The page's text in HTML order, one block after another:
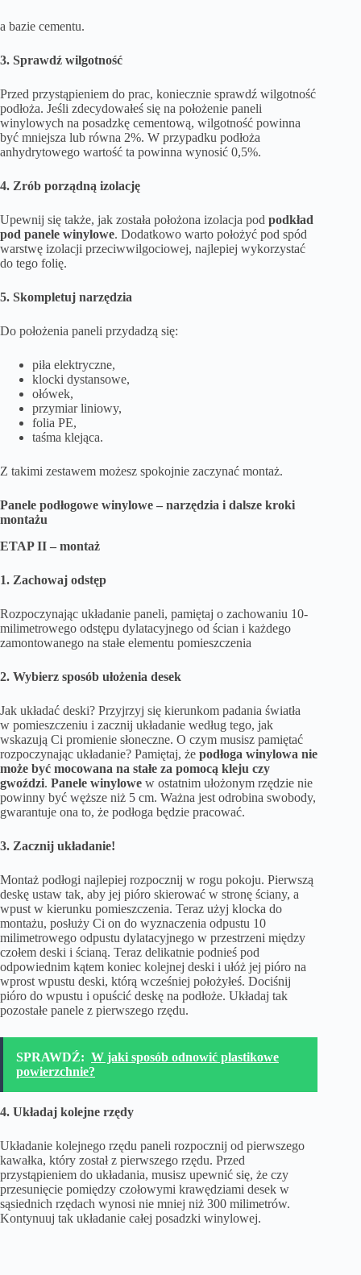
a bazie cementu.
3. Sprawdź wilgotność
Przed przystąpieniem do prac, koniecznie sprawdź wilgotność
podłoża. Jeśli zdecydowałeś się na położenie paneli
winylowych na posadzkę cementową, wilgotność powinna
być mniejsza lub równa 2%. W przypadku podłoża
anhydrytowego wartość ta powinna wynosić 0,5%.
4. Zrób porządną izolację
Upewnij się także, jak została położona izolacja pod podkład
pod panele winylowe. Dodatkowo warto położyć pod spód
warstwę izolacji przeciwwilgociowej, najlepiej wykorzystać
do tego folię.
5. Skompletuj narzędzia
Do położenia paneli przydadzą się:
piła elektryczne,
klocki dystansowe,
ołówek,
przymiar liniowy,
folia PE,
taśma klejąca.
Z takimi zestawem możesz spokojnie zaczynać montaż.
Panele podłogowe winylowe – narzędzia i dalsze kroki
montażu
ETAP II – montaż
1. Zachowaj odstęp
Rozpoczynając układanie paneli, pamiętaj o zachowaniu 10-
milimetrowego odstępu dylatacyjnego od ścian i każdego
zamontowanego na stałe elementu pomieszczenia
2. Wybierz sposób ułożenia desek
Jak układać deski? Przyjrzyj się kierunkom padania światła
w pomieszczeniu i zacznij układanie według tego, jak
wskazują Ci promienie słoneczne. O czym musisz pamiętać
rozpoczynając układanie? Pamiętaj, że podłoga winylowa nie
może być mocowana na stałe za pomocą kleju czy
gwoździ. Panele winylowe w ostatnim ułożonym rzędzie nie
powinny być węższe niż 5 cm. Ważna jest odrobina swobody,
gwarantuje ona to, że podłoga będzie pracować.
3. Zacznij układanie!
Montaż podłogi najlepiej rozpocznij w rogu pokoju. Pierwszą
deskę ustaw tak, aby jej pióro skierować w stronę ściany, a
wpust w kierunku pomieszczenia. Teraz użyj klocka do
montażu, posłuży Ci on do wyznaczenia odpustu 10
milimetrowego odpustu dylatacyjnego w przestrzeni między
czołem deski i ścianą. Teraz delikatnie podnieś pod
odpowiednim kątem koniec kolejnej deski i ułóż jej pióro na
wprost wpustu deski, którą wcześniej położyłeś. Dociśnij
pióro do wpustu i opuścić deskę na podłoże. Układaj tak
pozostałe panele z pierwszego rzędu.
SPRAWDŹ: W jaki sposób odnowić plastikowe
powierzchnie?
4. Układaj kolejne rzędy
Układanie kolejnego rzędu paneli rozpocznij od pierwszego
kawałka, który został z pierwszego rzędu. Przed
przystąpieniem do układania, musisz upewnić się, że czy
przesunięcie pomiędzy czołowymi krawędziami desek w
sąsiednich rzędach wynosi nie mniej niż 300 milimetrów.
Kontynuuj tak układanie całej posadzki winylowej.